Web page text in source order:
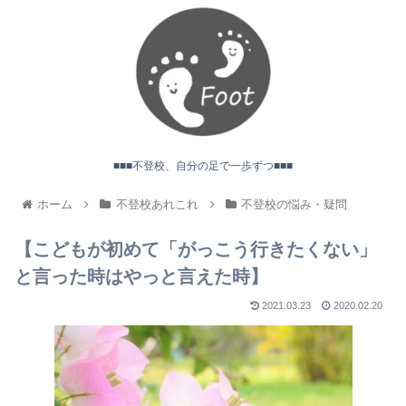
■■■不登校、自分の足で一歩ずつ■■■
ホーム 不登校あれこれ 不登校の悩み・疑問
【こどもが初めて「がっこう行きたくない」
と言った時はやっと言えた時】
2021.03.23 2020.02.20